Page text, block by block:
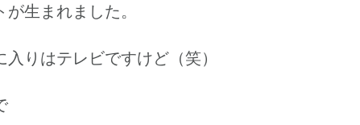
生まれました。
入りはテレビですけど（笑）